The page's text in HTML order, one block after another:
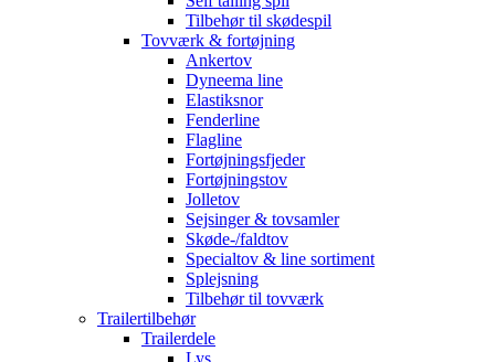
Tilbehør til skødespil
Tovværk & fortøjning
Ankertov
Dyneema line
Elastiksnor
Fenderline
Flagline
Fortøjningsfjeder
Fortøjningstov
Jolletov
Sejsinger & tovsamler
Skøde-/faldtov
Specialtov & line sortiment
Splejsning
Tilbehør til tovværk
Trailertilbehør
Trailerdele